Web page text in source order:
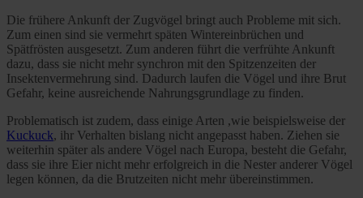
Die frühere Ankunft der Zugvögel bringt auch Probleme mit sich.
Zum einen sind sie vermehrt späten Wintereinbrüchen und
Spätfrösten ausgesetzt. Zum anderen führt die verfrühte Ankunft
dazu, dass sie nicht mehr synchron mit den Spitzenzeiten der
Insektenvermehrung sind. Dadurch laufen die Vögel und ihre Brut
Gefahr, keine ausreichende Nahrungsgrundlage zu finden.
Problematisch ist zudem, dass einige Arten ,wie beispielsweise der
Kuckuck, ihr Verhalten bislang nicht angepasst haben. Ziehen sie
weiterhin später als andere Vögel nach Europa, besteht die Gefahr,
dass sie ihre Eier nicht mehr erfolgreich in die Nester anderer Vögel
legen können, da die Brutzeiten nicht mehr übereinstimmen.